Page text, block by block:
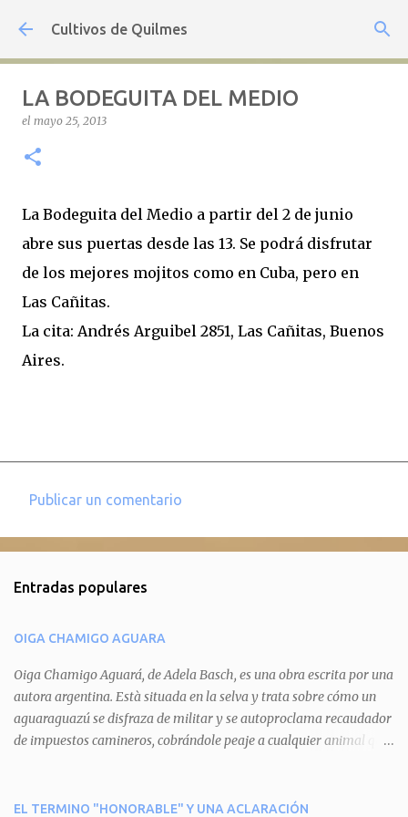
Ir al contenido principal
Cultivos de Quilmes
LA BODEGUITA DEL MEDIO
el mayo 25, 2013
La Bodeguita del Medio a partir del 2 de junio
abre sus puertas desde las 13. Se podrá disfrutar
de los mejores mojitos como en Cuba, pero en
Las Cañitas.
La cita: Andrés Arguibel 2851, Las Cañitas, Buenos
Aires.
e
t
a
r
i
o
Publicar un comentario
Entradas populares
OIGA CHAMIGO AGUARA
Oiga Chamigo Aguará, de Adela Basch, es una obra escrita por una
autora argentina. Està situada en la selva y trata sobre cómo un
aguaraguazú se disfraza de militar y se autoproclama recaudador
de impuestos camineros, cobrándole peaje a cualquier animal que
aguará le provoca. De igual manera pasa con Tatú, el armadillo.
EL TERMINO "HONORABLE" Y UNA ACLARACIÓN